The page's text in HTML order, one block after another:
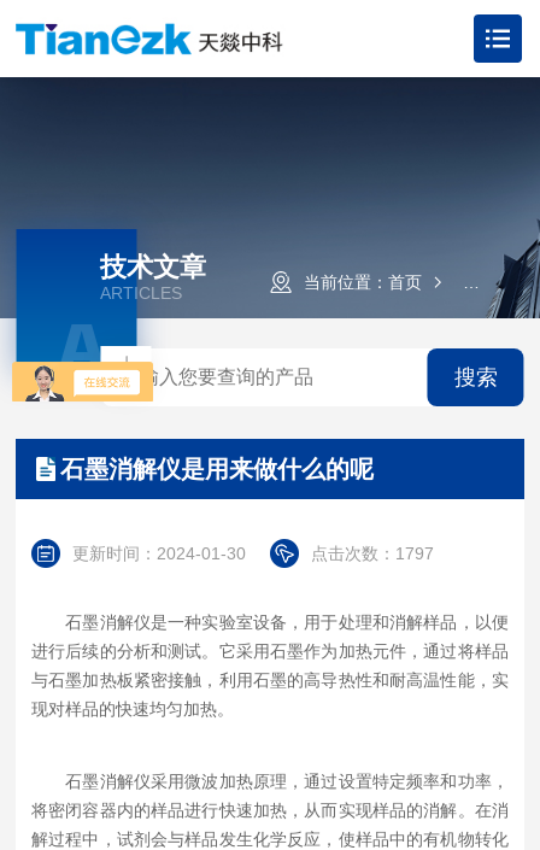
当前位置： 首页 技术文章
A
技术文章
ARTICLES
搜索
石墨消解仪是用来做什么的呢
更新时间：2024-01-30 点击次数：1797
石墨消解仪是一种实验室设备，用于处理和消解样品，以便
进行后续的分析和测试。它采用石墨作为加热元件，通过将样品
与石墨加热板紧密接触，利用石墨的高导热性和耐高温性能，实
现对样品的快速均匀加热。
石墨消解仪采用微波加热原理，通过设置特定频率和功率，
将密闭容器内的样品进行快速加热，从而实现样品的消解。在消
解过程中，试剂会与样品发生化学反应，使样品中的有机物转化